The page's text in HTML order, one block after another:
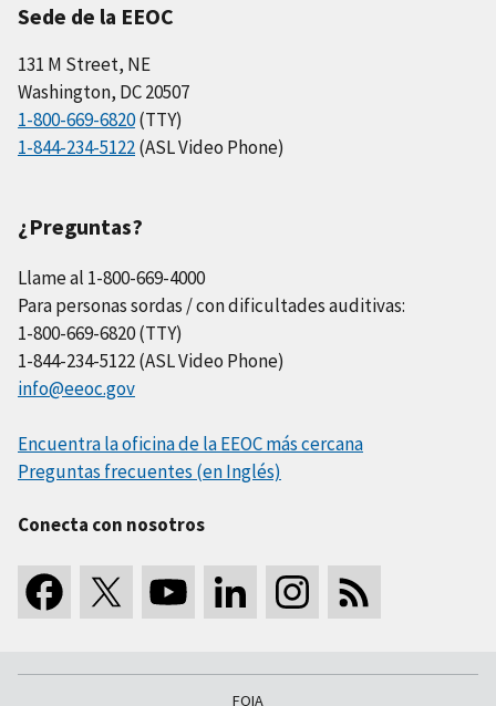
Sede de la EEOC
131 M Street, NE
Washington, DC 20507
1-800-669-6820(TTY)
1-844-234-5122(ASL Video Phone)
¿Preguntas?
Llame al 1-800-669-4000
Para personas sordas / con dificultades auditivas:
1-800-669-6820 (TTY)
1-844-234-5122 (ASL Video Phone)
info@eeoc.gov
Encuentra la oficina de la EEOC más cercana
Preguntas frecuentes (en Inglés)
Conecta con nosotros
FOIA